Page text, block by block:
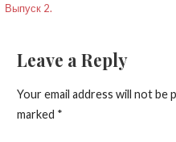
navigation
Выпуск 2.
Leave a Reply
Your email address will not be
marked *